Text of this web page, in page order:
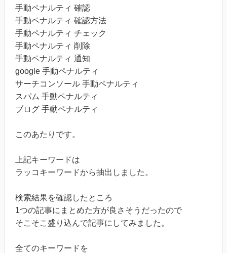
手動ペナルティ 確認
手動ペナルティ 確認方法
手動ペナルティ チェック
手動ペナルティ 削除
手動ペナルティ 通知
google 手動ペナルティ
サーチコンソール 手動ペナルティ
スパム 手動ペナルティ
ブログ 手動ペナルティ
このあたりです。
上記キーワードは
ラッコキーワードから抽出しました。
検索結果を確認したところ
1つの記事にまとめた方が良さそうだったので
そこそこ盛り込んで記事にしてみました。
全てのキーワードを